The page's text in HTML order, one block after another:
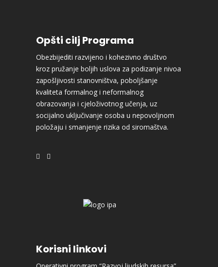
Opšti cilj Programa
Obezbijediti razvijeno i kohezivno društvo
kroz pružanje boljih uslova za podizanje nivoa
zapošljivosti stanovništva, poboljšanje
kvaliteta formalnog i neformalnog
obrazovanja i cjeloživotnog učenja, uz
socijalno uključivanje osoba u nepovoljnom
položaju i smanjenje rizika od siromaštva.
Korisni linkovi